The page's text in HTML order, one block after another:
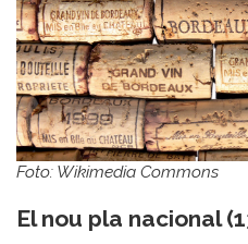
Foto: Wikimedia Commons
El nou pla nacional